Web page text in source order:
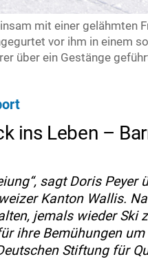
mit einer gelähmten
vor ihm in einem
über ein Gestänge
ins Leben –
sagt Doris
Kanton Wallis.
jemals wieder Ski
ihre Bemühungen
Stiftung für